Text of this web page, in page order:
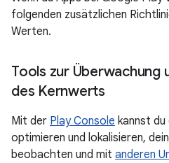
folgenden zusätzlichen
Werten.
Tools zur Überwachung
des Kernwerts
Mit der Play Console kannst du
optimieren und lokalisieren,
beobachten und mit anderen